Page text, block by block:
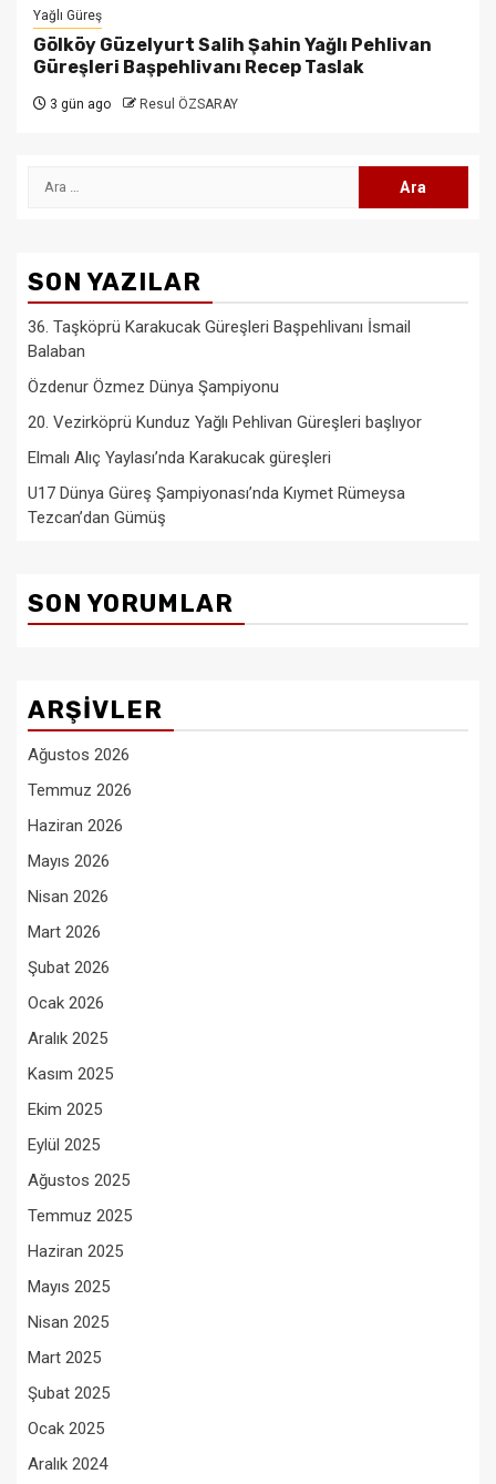
Yağlı Güreş
Gölköy Güzelyurt Salih Şahin Yağlı Pehlivan
Güreşleri Başpehlivanı Recep Taslak
3 gün ago Resul ÖZSARAY
Arama:
SON YAZILAR
36. Taşköprü Karakucak Güreşleri Başpehlivanı İsmail
Balaban
Özdenur Özmez Dünya Şampiyonu
20. Vezirköprü Kunduz Yağlı Pehlivan Güreşleri başlıyor
Elmalı Alıç Yaylası’nda Karakucak güreşleri
U17 Dünya Güreş Şampiyonası’nda Kıymet Rümeysa
Tezcan’dan Gümüş
SON YORUMLAR
ARŞIVLER
Ağustos 2026
Temmuz 2026
Haziran 2026
Mayıs 2026
Nisan 2026
Mart 2026
Şubat 2026
Ocak 2026
Aralık 2025
Kasım 2025
Ekim 2025
Eylül 2025
Ağustos 2025
Temmuz 2025
Haziran 2025
Mayıs 2025
Nisan 2025
Mart 2025
Şubat 2025
Ocak 2025
Aralık 2024